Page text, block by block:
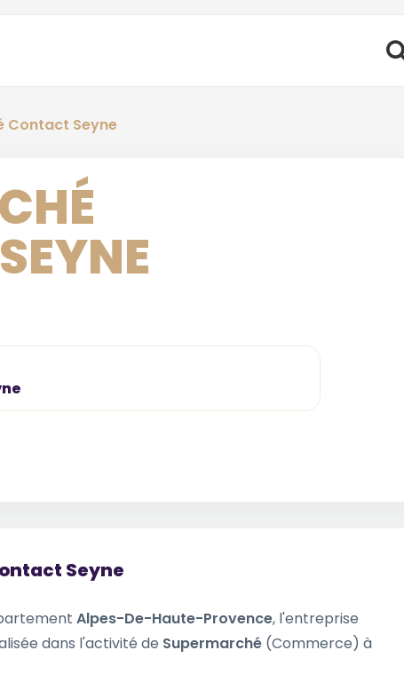
Contact Seyne
Seyne
Alpes-De-Haute-Provence, l'entreprise
dans l'activité de Supermarché (Commerce) à